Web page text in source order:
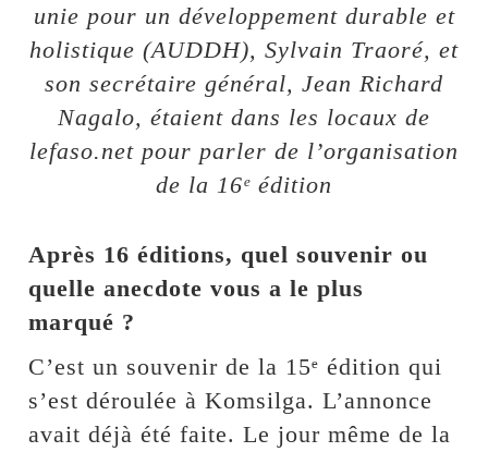
unie pour un développement durable et
holistique (AUDDH), Sylvain Traoré, et
son secrétaire général, Jean Richard
Nagalo, étaient dans les locaux de
lefaso.net pour parler de l’organisation
de la 16ᵉ édition
Après 16 éditions, quel souvenir ou
quelle anecdote vous a le plus
marqué ?
C’est un souvenir de la 15ᵉ édition qui
s’est déroulée à Komsilga. L’annonce
avait déjà été faite. Le jour même de la